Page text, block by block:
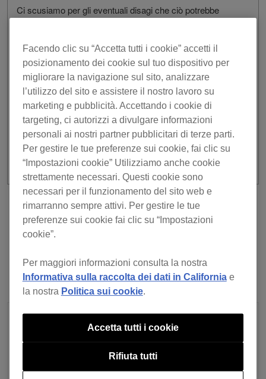
Ci scusiamo per gli eventuali disagi che ciò potrebbe
Per informazioni dettagliate sulla fatturazione degli
abbonamenti in relazione alla cessazione della funzione
Lyric, consultare le nostreFAQ.
Per qualsiasi domanda dopo aver letto le FAQ, si prega di
contattare il nostro team di assistenza.
The rekordbox Team
precedente
Torna all'elenco
Facendo clic su “Accetta tutti i cookie” accetti il
posizionamento dei cookie sul tuo dispositivo per
migliorare la navigazione sul sito, analizzare
l’utilizzo del sito e assistere il nostro lavoro su
marketing e pubblicità. Accettando i cookie di
targeting, ci autorizzi a divulgare informazioni
personali ai nostri partner pubblicitari di terze parti.
Per gestire le tue preferenze sui cookie, fai clic su
“Impostazioni cookie” Utilizziamo anche cookie
strettamente necessari. Questi cookie sono
necessari per il funzionamento del sito web e
rimarranno sempre attivi. Per gestire le tue
preferenze sui cookie fai clic su “Impostazioni
cookie”.
Per maggiori informazioni consulta la nostra
Informativa sulla raccolta dei dati in Californiae
la nostra Politica sui cookie.
Rifiuta tutti
Accetta tutti i cookie